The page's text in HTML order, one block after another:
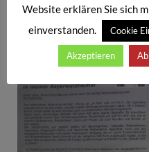
Das Heft
Website erklären Sie sich
einverstanden.
Cookie
Akzeptieren